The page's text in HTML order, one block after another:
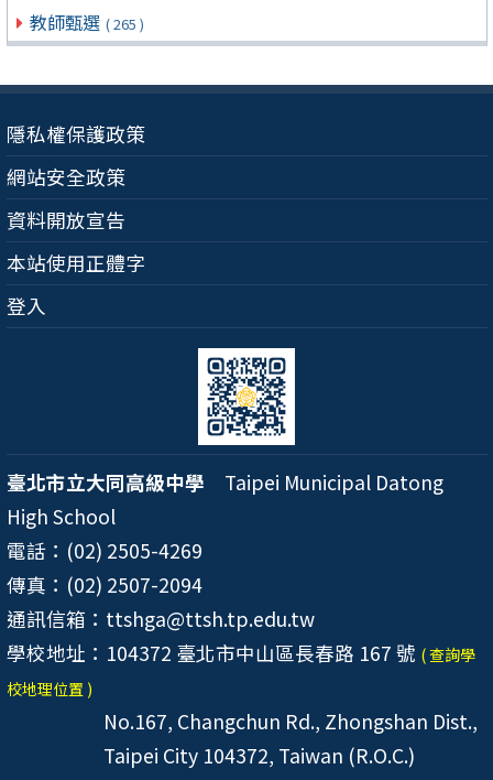
教師甄選 ( 265 )
隱私權保護政策
網站安全政策
資料開放宣告
本站使用正體字
登入
臺北市立大同高級中學 Taipei Municipal Datong
High School
電話：(02) 2505-4269
傳真：(02) 2507-2094
通訊信箱：ttshga@ttsh.tp.edu.tw
學校地址：104372 臺北市中山區長春路 167 號 ( 查詢學
校地理位置 )
No.167, Changchun Rd., Zhongshan Dist.,
Taipei City 104372, Taiwan (R.O.C.)